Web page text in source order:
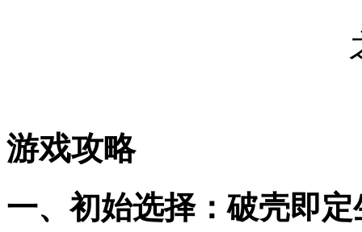
游戏攻略
一、初始选择：破壳即定